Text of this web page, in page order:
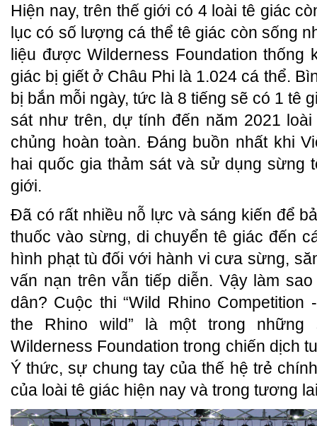
Hiện nay, trên thế giới có 4 loài tê giác
lục có số lượng cá thể tê giác còn sống
liệu được Wilderness Foundation thống
giác bị giết ở Châu Phi là 1.024 cá thể.
bị bắn mỗi ngày, tức là 8 tiếng sẽ có 1 tê
sát như trên, dự tính đến năm 2021
chủng hoàn toàn. Đáng buồn nhất khi
hai quốc gia thảm sát và sử dụng sừng
giới.
Đã có rất nhiều nỗ lực và sáng kiến để
thuốc vào sừng, di chuyển tê giác đến
hình phạt tù đối với hành vi cưa sừng,
vấn nạn trên vẫn tiếp diễn. Vậy làm
dân? Cuộc thi “Wild Rhino Competition
the Rhino wild” là một trong
Wilderness Foundation trong chiến dịch
Ý thức, sự chung tay của thế hệ trẻ
của loài tê giác hiện nay và trong tương